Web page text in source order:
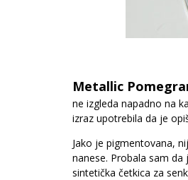
Metallic
ne izgleda napadno na
izraz upotrebila da je
Jako je pigmentovana,
nanese. Probala sam
sintetička četkica za